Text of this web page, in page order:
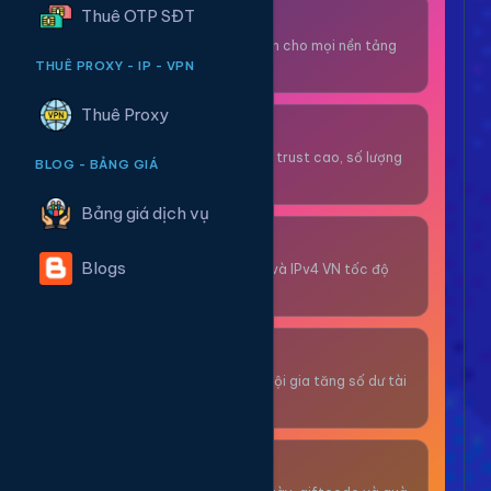
Thuê OTP SĐT
THUÊ PROXY - IP - VPN
Thuê Proxy
BLOG - BẢNG GIÁ
Bảng giá dịch vụ
Blogs
Thuê OTP SĐT
Nhận code xác minh cho mọi nền tảng
tức thì.
OTP/Mua Gmail
Tài khoản gmail cổ, trust cao, số lượng
Proxy dân cư xoay và IPv4 VN tốc độ
Thư giãn và có cơ hội gia tăng số dư tài